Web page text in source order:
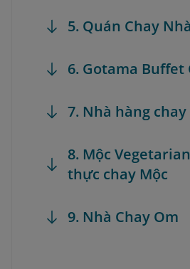
5. Quán Chay Nhà
6. Gotama Buffet
7. Nhà hàng
8. Mộc
thực chay Mộc
9. Nhà Chay Om